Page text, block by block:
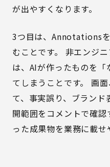
が出やすくなります。
3つ目は、Annotations
むことです。 非エンジ
は、AIが作ったものを
てしまうことです。 画
て、事実誤り、ブラン
開範囲をコメントで確
った成果物を業務に載せ